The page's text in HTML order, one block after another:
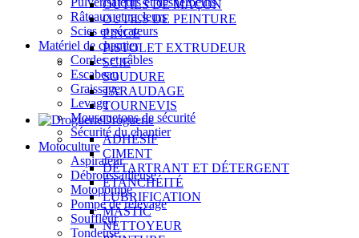
Râteaux et racleurs
Scies et sécateurs
Matériel de chantier
Cordes et câbles
Escabeau
Graissage
Levage
Mousquetons de sécurité
Sécurité du chantier
Motoculture
Aspirateur
Débroussailleuse
Motopompe
Pompe de relevage
Souffleur
Tondeuse
OUTILS DE MAÇON
OUTILS DE PEINTURE
PINCE
PISTOLET EXTRUDEUR
SCIE
SOUDURE
TARAUDAGE
TOURNEVIS
Droguerie
ADHÉSIF
CIMENT
DÉTARTRANT ET DÉTERGENT
ÉTANCHÉITÉ
LUBRIFICATION
MASTIC
NETTOYEUR